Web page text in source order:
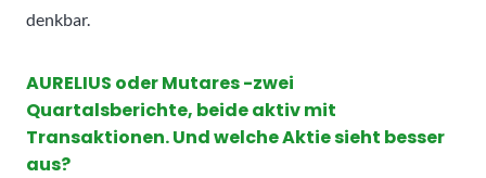
denkbar.
AURELIUS oder Mutares -zwei
Quartalsberichte, beide aktiv mit
Transaktionen. Und welche Aktie sieht besser
aus?